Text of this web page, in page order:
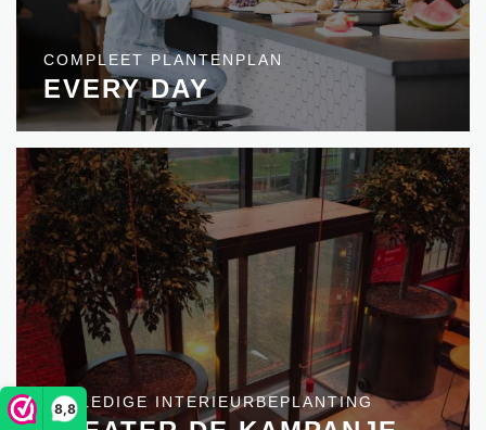
8,8
COMPLEET PLANTENPLAN
EVERY DAY
VOLLEDIGE INTERIEURBEPLANTING